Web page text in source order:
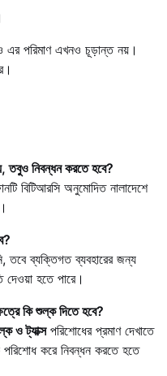
এর পরিমাণ এখনও চূড়ান্ত নয়।
তবুও নিবন্ধন করতে হবে?
বিটিআরসি অনুমোদিত নালাদেশে
তবে ব্যক্তিগত ব্যবহারের জন্য
হতে পারে।
কি শুল্ক দিতে হবে?
ও ট্যাক্সপরিশোধের প্রমাণ দেখাতে
পরিশোধ করে নিবন্ধন করতে হতে